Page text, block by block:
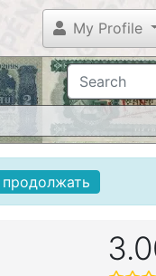
My Profile
продолжать